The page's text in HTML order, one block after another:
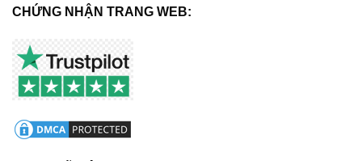
CHỨNG NHẬN TRANG WEB: